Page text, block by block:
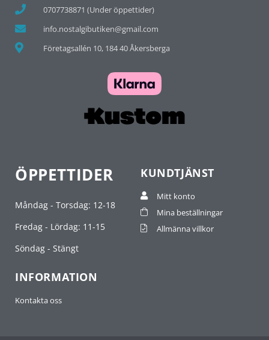
0707738871 (Under öppettider)
info.nostalgibutiken@gmail.com
Företagsallén 10, 184 40 Åkersberga
ÖPPETTIDER
Måndag - Torsdag: 12-18
Fredag - Lördag: 11-15
Söndag - Stängt
KUNDTJÄNST
Mitt konto
Mina beställningar
Allmänna villkor
INFORMATION
Kontakta oss